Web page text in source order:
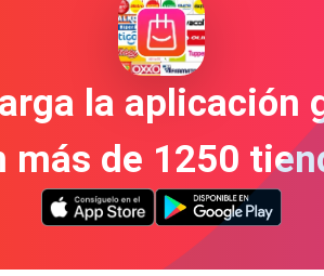
la aplicación
más de 1250